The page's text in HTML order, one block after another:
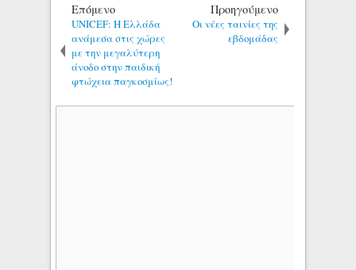
Επόμενο
UNICEF: Η Ελλάδα
ανάμεσα στις χώρες
με την μεγαλύτερη
άνοδο στην παιδική
φτώχεια παγκοσμίως!
Προηγούμενο
Οι νέες ταινίες της
εβδομάδας